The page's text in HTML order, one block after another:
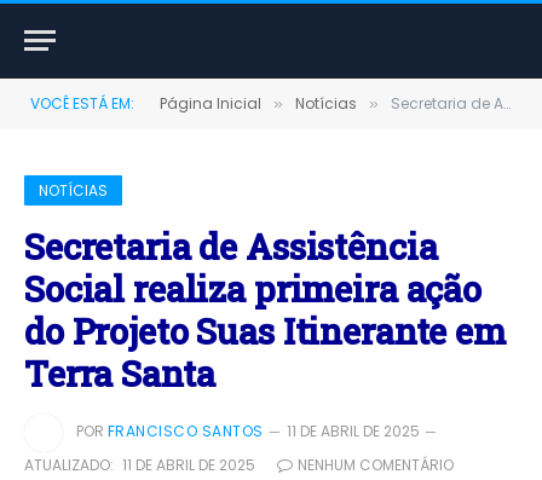
VOCÊ ESTÁ EM: Página Inicial » Notícias » Secretaria de Assistência Social realiza primeira ação do Projeto Suas Itinerante em Terra Santa
NOTÍCIAS
Secretaria de Assistência
Social realiza primeira ação
do Projeto Suas Itinerante em
Terra Santa
POR FRANCISCO SANTOS
11 DE ABRIL DE 2025
ATUALIZADO: 11 DE ABRIL DE 2025
NENHUM COMENTÁRIO